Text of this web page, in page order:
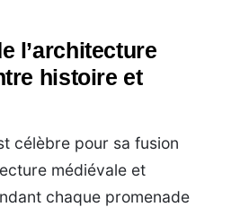
l’architecture
histoire et
célèbre pour sa fusion
médiévale et
chaque promenade